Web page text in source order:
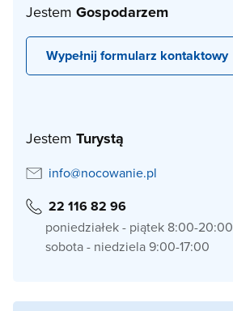
Jestem Gospodarzem
Wypełnij formularz kontaktowy
Jestem Turystą
info@nocowanie.pl
22 116 82 96
poniedziałek - piątek 8:00-20:00
sobota - niedziela 9:00-17:00